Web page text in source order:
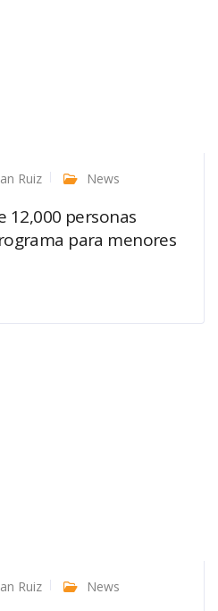
Ruiz News
12,000 personas
para menores
Ruiz News